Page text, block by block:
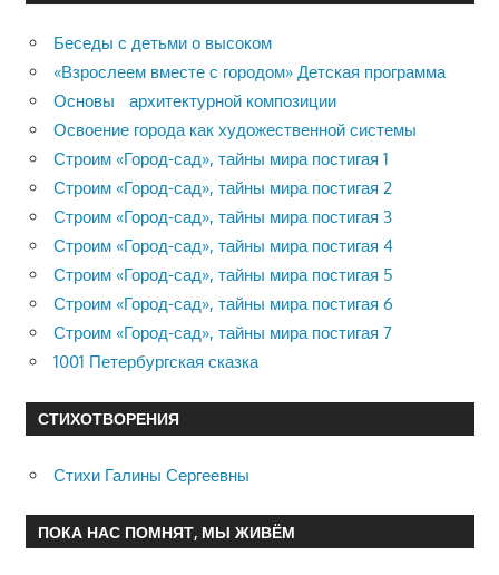
Беседы с детьми о высоком
«Взрослеем вместе с городом» Детская программа
Основы архитектурной композиции
Освоение города как художественной системы
Строим «Город-сад», тайны мира постигая 1
Строим «Город-сад», тайны мира постигая 2
Строим «Город-сад», тайны мира постигая 3
Строим «Город-сад», тайны мира постигая 4
Строим «Город-сад», тайны мира постигая 5
Строим «Город-сад», тайны мира постигая 6
Строим «Город-сад», тайны мира постигая 7
1001 Петербургская сказка
СТИХОТВОРЕНИЯ
Стихи Галины Сергеевны
ПОКА НАС ПОМНЯТ, МЫ ЖИВЁМ